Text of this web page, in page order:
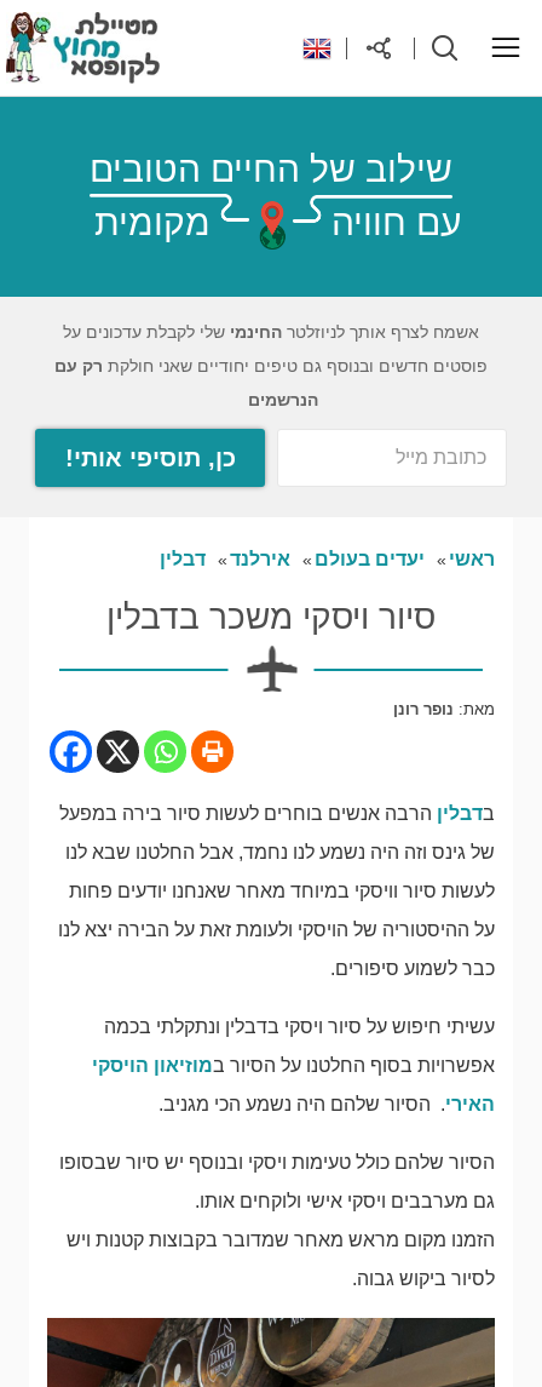
יעדים בעולם
טיפים והנחות לטיול
אודות
שילוב של החיים הטובים
עם חוויה
מקומית
אשמח לצרף אותך לניוזלטר החינמי שלי לקבלת עדכונים על
פוסטים חדשים ובנוסף גם טיפים יחודיים שאני חולקת רק עם
הנרשמים
כן, תוסיפי אותי!
ראשי יעדים בעולם אירלנד דבלין
סיור ויסקי משכר בדבלין
מאת: נופר רונן
בדבלין הרבה אנשים בוחרים לעשות סיור בירה במפעל
של גינס וזה היה נשמע לנו נחמד, אבל החלטנו שבא לנו
לעשות סיור וויסקי במיוחד מאחר שאנחנו יודעים פחות
על ההיסטוריה של הויסקי ולעומת זאת על הבירה יצא לנו
כבר לשמוע סיפורים.
עשיתי חיפוש על סיור ויסקי בדבלין ונתקלתי בכמה
אפשרויות בסוף החלטנו על הסיור במוזיאון הויסקי
האירי. הסיור שלהם היה נשמע הכי מגניב.
הסיור שלהם כולל טעימות ויסקי ובנוסף יש סיור שבסופו
גם מערבבים ויסקי אישי ולוקחים אותו.
הזמנו מקום מראש מאחר שמדובר בקבוצות קטנות ויש
לסיור ביקוש גבוה.